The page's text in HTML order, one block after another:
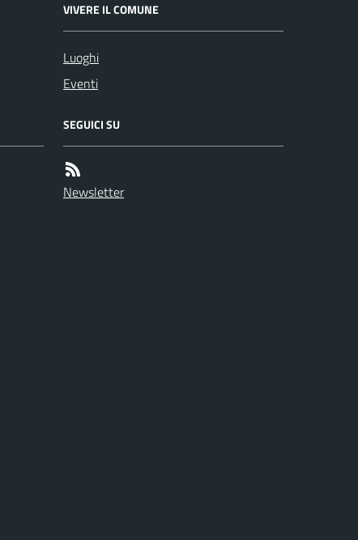
VIVERE IL COMUNE
Luoghi
Eventi
SEGUICI SU
Newsletter